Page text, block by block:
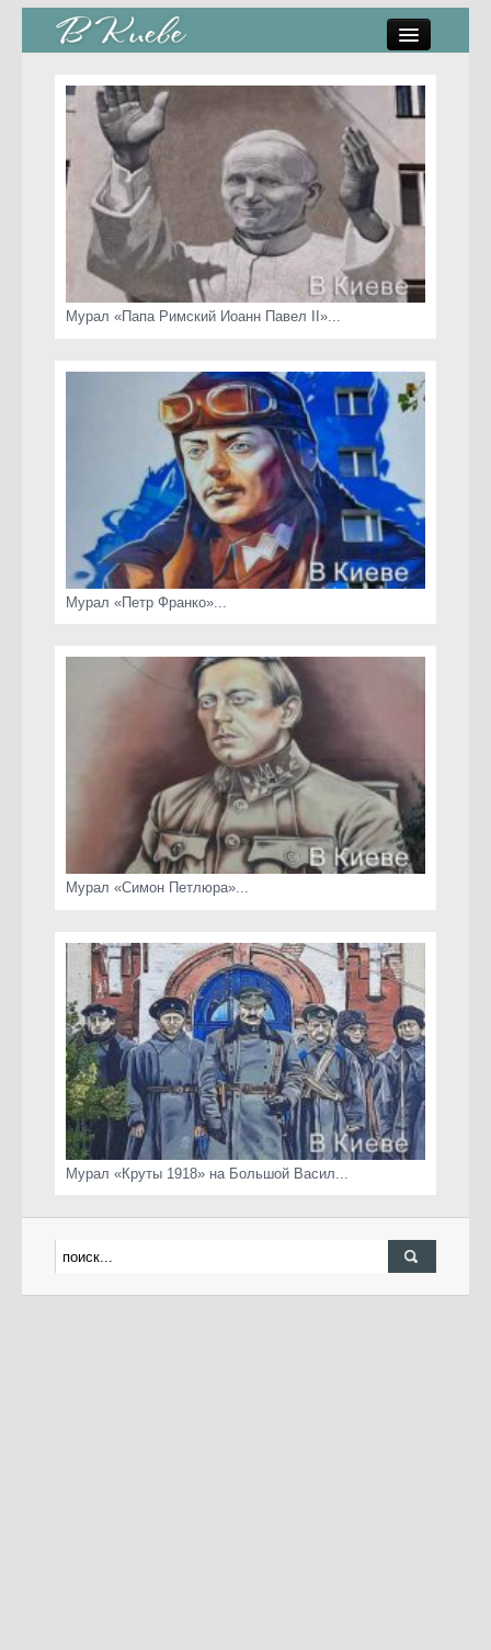
стрит-арт
коты Киева
скамейки
часы Киева
Мурал «Папа Римский Иоанн Павел II»...
Мурал «Петр Франко»...
Мурал «Симон Петлюра»...
Мурал «Круты 1918» на Большой Васил...